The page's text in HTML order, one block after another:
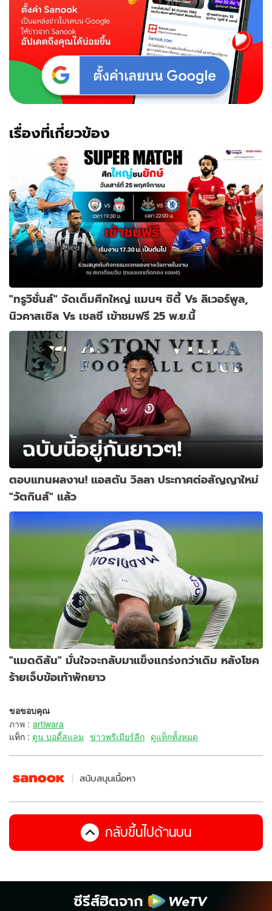
หาเงิน
ช่วย
รพ.ไม้แก่น
เรื่องที่เกี่ยวข้อง
"ทรูวิชั่นส์" จัดเต็มศึกใหญ่ แมนฯ ซิตี้ Vs ลิเวอร์พูล,
นิวคาสเซิล Vs เชลซี เข้าชมฟรี 25 พ.ย.นี้
ตอบแทนผลงาน! แอสตัน วิลลา ประกาศต่อสัญญาใหม่
"วัตกินส์" แล้ว
"แมดดิสัน" มั่นใจจะกลับมาแข็งแกร่งกว่าเดิม หลังโชค
ร้ายเจ็บข้อเท้าพักยาว
ขอขอบคุณ
ภาพ : artiwara
แท็ก : ตูน บอดี้สแลม ข่าวพรีเมียร์ลีก ดูแท็กทั้งหมด
สนับสนุนเนื้อหา
กลับขึ้นไปด้านบน
ซีรีส์ฮิตจาก